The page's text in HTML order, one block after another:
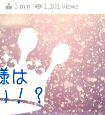
3 min 1,101views